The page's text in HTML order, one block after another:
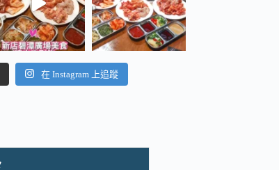
在 Instagram 上追蹤